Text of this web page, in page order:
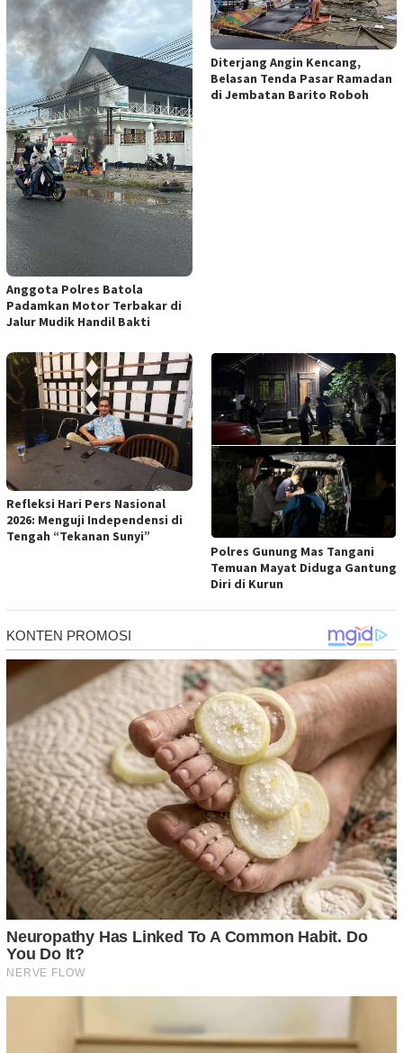
Anggota Polres Batola
Padamkan Motor Terbakar di
Jalur Mudik Handil Bakti
Diterjang Angin Kencang,
Belasan Tenda Pasar Ramadan
di Jembatan Barito Roboh
Refleksi Hari Pers Nasional
2026: Menguji Independensi di
Tengah “Tekanan Sunyi”
Polres Gunung Mas Tangani
Temuan Mayat Diduga Gantung
Diri di Kurun